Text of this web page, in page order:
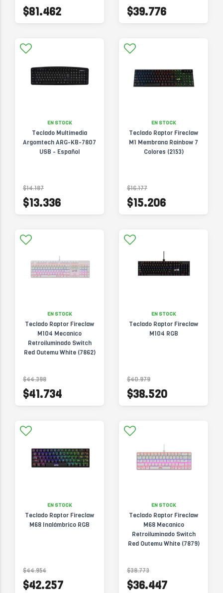
$81.462 $39.776
EN STOCK
Teclado Multimedia
Argomtech ARG-KB-7807
USB - Español
$14.187
$13.336
EN STOCK
Teclado Raptor Fireclaw
M1 Membrana Rainbow 7
Colores (2153)
$16.177
$15.206
EN STOCK
Teclado Raptor Fireclaw
M104 Mecanico
Retroiluminado Switch
Red Outemu White (7862)
$44.398
$41.734
EN STOCK
Teclado Raptor Fireclaw
M104 RGB
$40.979
$38.520
EN STOCK
Teclado Raptor Fireclaw
M68 Inalámbrico RGB
$44.954
$42.257
EN STOCK
Teclado Raptor Fireclaw
M68 Mecanico
Retroiluminado Switch
Red Outemu White (7879)
$38.773
$36.447